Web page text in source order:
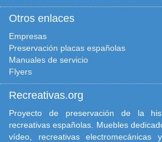
Otros enlaces
Empresas
Preservación placas españolas
Manuales de servicio
Flyers
Recreativas.org
Proyecto de preservación de la
recreativas españolas. Muebles
vídeo, recreativas electromecánicas